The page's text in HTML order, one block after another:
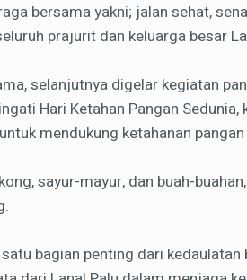
bersama yakni; jalan sehat,
prajurit dan keluarga besar
selanjutnya digelar kegiatan
Hari Ketahan Pangan
mendukung ketahanan
sayur-mayur, dan buah-
bagian penting dari